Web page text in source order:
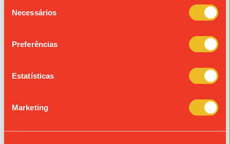
Necessários
Preferências
Estatísticas
Marketing
DIA DE REFLEXÃO | 10.º B
Propriedade da Fundação S. João de Brito, Alvará n.º 980.